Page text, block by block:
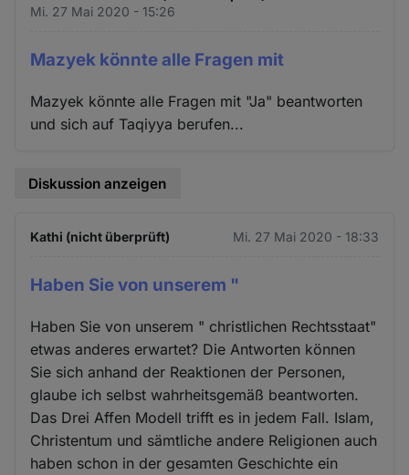
Mi. 27 Mai 2020 - 15:26
Mazyek könnte alle Fragen mit
Mazyek könnte alle Fragen mit "Ja" beantworten
und sich auf Taqiyya berufen...
Diskussion anzeigen
Kathi (nicht überprüft) Mi. 27 Mai 2020 - 18:33
Haben Sie von unserem "
Haben Sie von unserem " christlichen Rechtsstaat"
etwas anderes erwartet? Die Antworten können
Sie sich anhand der Reaktionen der Personen,
glaube ich selbst wahrheitsgemäß beantworten.
Das Drei Affen Modell trifft es in jedem Fall. Islam,
Christentum und sämtliche andere Religionen auch
haben schon in der gesamten Geschichte ein